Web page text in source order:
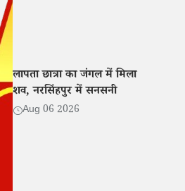
लापता छात्रा का जंगल में मिला
शव, नरसिंहपुर में सनसनी
Aug 06 2026